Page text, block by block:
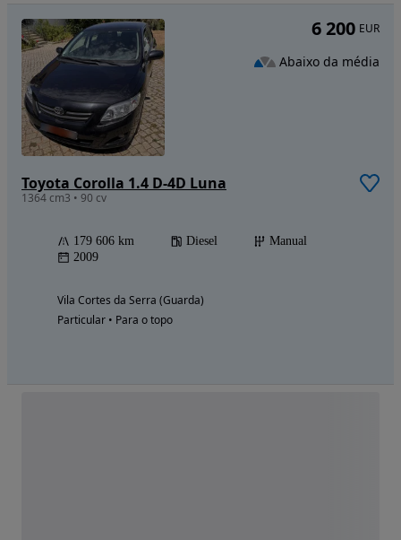
Toyota Corolla 1.4 D-4D Luna
1364 cm3 • 90 cv
179 606 km Diesel
Manual
2009
Vila Cortes da Serra (Guarda)
Particular • Para o topo
6 200 EUR
Abaixo da média